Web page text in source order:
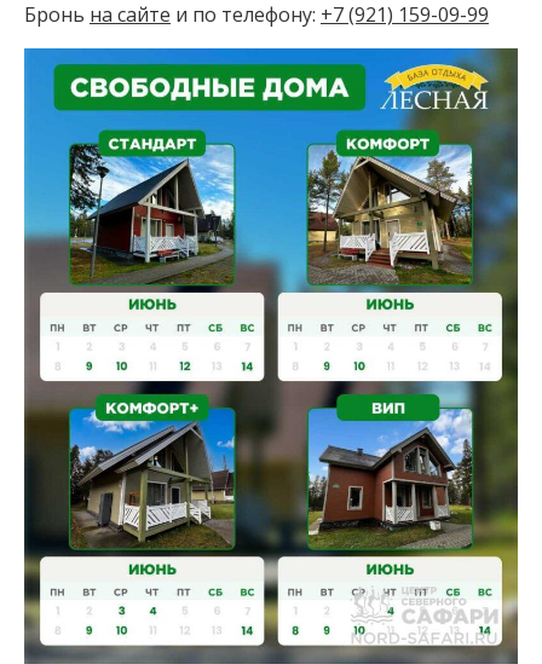
Бронь на сайте и по телефону: +7 (921) 159-09-99